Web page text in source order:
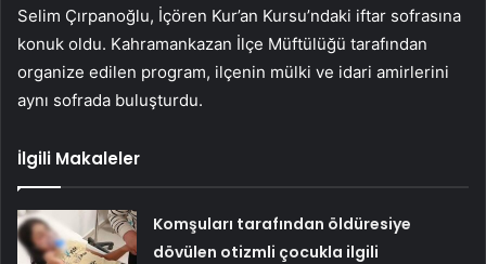
Selim Çırpanoğlu, İçören Kur’an Kursu’ndaki iftar sofrasına
konuk oldu. Kahramankazan İlçe Müftülüğü tarafından
organize edilen program, ilçenin mülki ve idari amirlerini
aynı sofrada buluşturdu.
İlgili Makaleler
Komşuları tarafından öldüresiye
dövülen otizmli çocukla ilgili